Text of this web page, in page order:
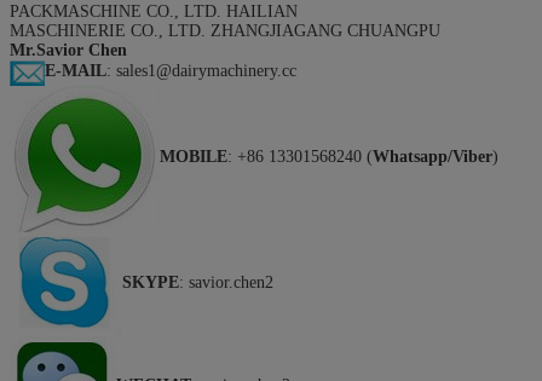
PACKMASCHINE CO., LTD. HAILIAN
MASCHINERIE CO., LTD. ZHANGJIAGANG CHUANGPU
Mr.Savior Chen
E-MAIL: sales1@dairymachinery.cc
MOBILE: +86 13301568240 (Whatsapp/Viber)
SKYPE: savior.chen2